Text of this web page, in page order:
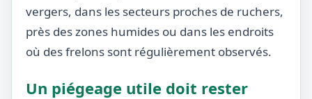
vergers, dans les secteurs proches de ruchers,
près des zones humides ou dans les endroits
où des frelons sont régulièrement observés.
Un piégeage utile doit rester